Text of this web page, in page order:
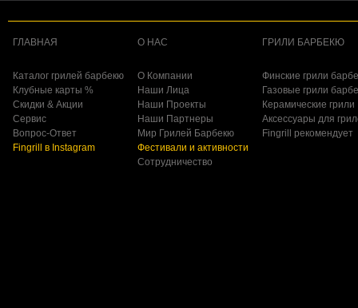
ГЛАВНАЯ
Каталог грилей барбекю
Клубные карты %
Скидки & Акции
Сервис
Вопрос-Ответ
Fingrill в Instagram
О НАС
О Компании
Наши Лица
Наши Проекты
Наши Партнеры
Мир Грилей Барбекю
Фестивали и активности
Сотрудничество
ГРИЛИ БАРБЕКЮ
Финские грили
Газовые грили
Керамические грили
Аксессуары для
Fingrill рекомендует